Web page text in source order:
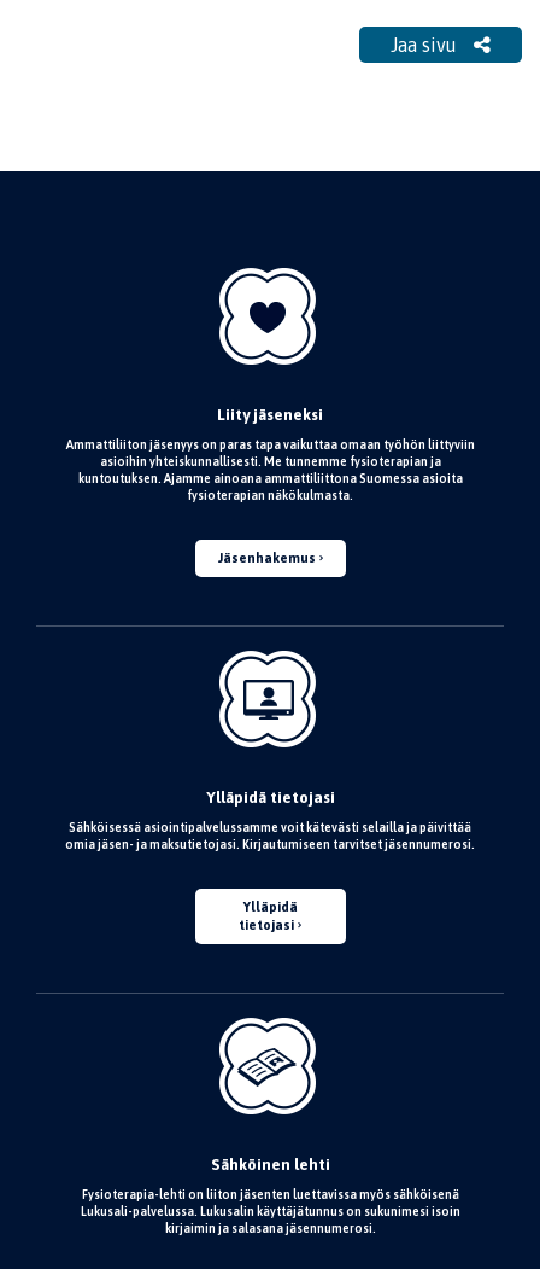
Jaa sivu
Liity jäseneksi
Ammattiliiton jäsenyys on paras tapa vaikuttaa omaan työhön liittyviin
asioihin yhteiskunnallisesti. Me tunnemme fysioterapian ja
kuntoutuksen. Ajamme ainoana ammattiliittona Suomessa asioita
fysioterapian näkökulmasta.
Jäsenhakemus
Ylläpidä tietojasi
Sähköisessä asiointipalvelussamme voit kätevästi selailla ja päivittää
omia jäsen- ja maksutietojasi. Kirjautumiseen tarvitset jäsennumerosi.
Ylläpidä
tietojasi
Sähköinen lehti
Fysioterapia-lehti on liiton jäsenten luettavissa myös sähköisenä
Lukusali-palvelussa. Lukusalin käyttäjätunnus on sukunimesi isoin
kirjaimin ja salasana jäsennumerosi.